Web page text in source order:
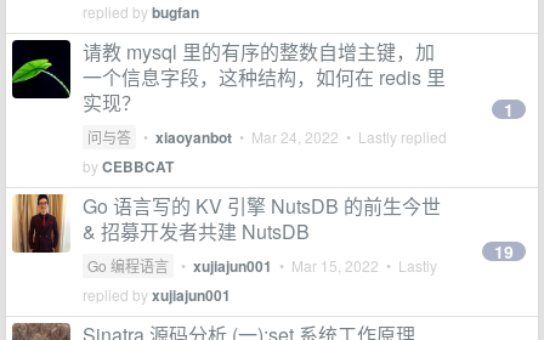
replied bybugfan
请教 mysql 里的有序的整数自增主键，加
一个信息字段，这种结构，如何在 redis 里
实现？
问与答 • xiaoyanbot • Mar 24, 2022 • Lastly replied
byCEBBCAT
1
Go 语言写的 KV 引擎 NutsDB 的前生今世
& 招募开发者共建 NutsDB
Go 编程语言 • xujiajun001 • Mar 15, 2022 • Lastly
replied byxujiajun001
19